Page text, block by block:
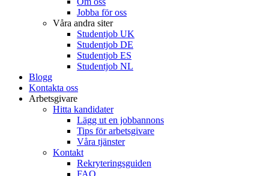
Jobba för oss
Våra andra siter
Studentjob UK
Studentjob DE
Studentjob ES
Studentjob NL
Blogg
Kontakta oss
Arbetsgivare
Hitta kandidater
Lägg ut en jobbannons
Tips för arbetsgivare
Våra tjänster
Kontakt
Rekryteringsguiden
FAQ